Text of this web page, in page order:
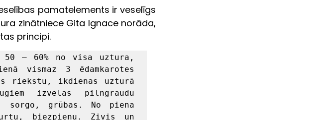
pamatelements ir veselīgs
zinātniece Gita Ignace norāda,
principi.
– 60% no visa uztura,
vismaz 3 ēdamkarotes
riekstu, ikdienas uzturā
izvēlas pilngraudu
grūbas. No piena
biezpienu. Zivis un